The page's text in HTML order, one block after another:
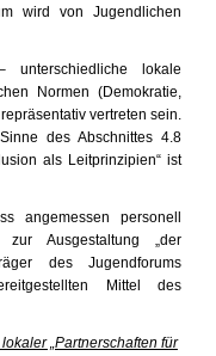
wird von Jugendlichen
lokale
Normen (Demokratie,
vertreten sein.
des Abschnittes 4.8
als Leitprinzipien“ ist
angemessen personell
Ausgestaltung „der
des Jugendforums
Mittel des
„Partnerschaften für